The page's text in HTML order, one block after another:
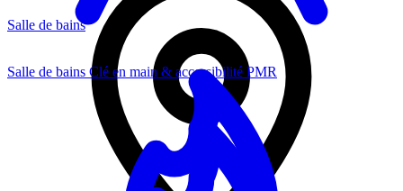
Salle de bains Clé en main & accessibilité PMR
Salle de bains